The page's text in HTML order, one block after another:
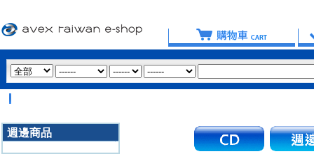
週邊商品